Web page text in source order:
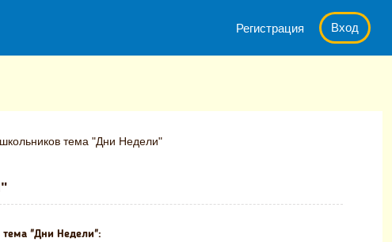
Регистрация Вход
тема "Дни Недели"
тема "Дни Недели":